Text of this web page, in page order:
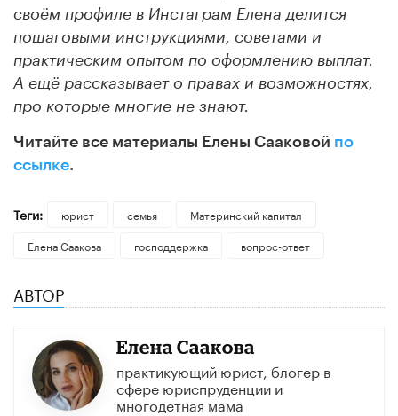
своём профиле в Инстаграм Елена делится
пошаговыми инструкциями, советами и
практическим опытом по оформлению выплат.
А ещё рассказывает о правах и возможностях,
про которые многие не знают.
Читайте все материалы Елены Сааковой по
ссылке.
Теги: юрист семья
Материнский капитал
Елена Саакова
господдержка вопрос-ответ
АВТОР
Елена Саакова
практикующий юрист, блогер в
сфере юриспруденции и
многодетная мама